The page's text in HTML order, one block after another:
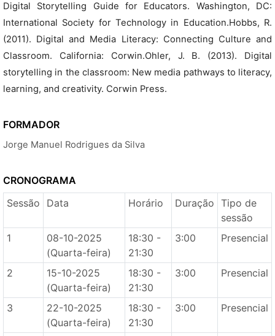
Digital Storytelling Guide for Educators. Washington, DC:
International Society for Technology in Education.Hobbs, R.
(2011). Digital and Media Literacy: Connecting Culture and
Classroom. California: Corwin.Ohler, J. B. (2013). Digital
storytelling in the classroom: New media pathways to literacy,
learning, and creativity. Corwin Press.
FORMADOR
Jorge Manuel Rodrigues da Silva
CRONOGRAMA
Sessão
Data Horário Duração Tipo de
sessão
1
08-10-2025
(Quarta-feira)
18:30 -
21:30
3:00 Presencial
2
15-10-2025
(Quarta-feira)
18:30 -
21:30
3:00 Presencial
3
22-10-2025
(Quarta-feira)
18:30 -
21:30
3:00 Presencial